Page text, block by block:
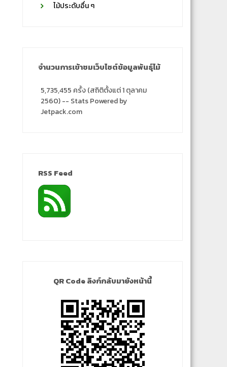
ไม้ประดับอื่น ๆ
จำนวนการเข้าชมเว็บไซต์ข้อมูลพันธุ์ไม้
5,735,455 ครั้ง (สถิติตั้งแต่ 1 ตุลาคม
2560) -- Stats Powered by
Jetpack.com
RSS Feed
QR Code ลิงก์กลับมายังหน้านี้